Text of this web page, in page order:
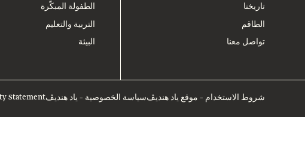
تاريخنا
الطاقم
تواصل معنا
الطفولة المبكّرة
التربية والتعليم
البيئة
شروط الاستخدام – موقع ياد هنديڤسياسة الخصوصية – ياد هنديڤStatement